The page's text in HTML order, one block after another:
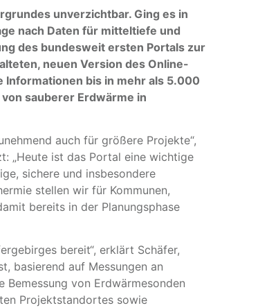
unverzichtbar. Ging es in
nach Daten für mitteltiefe und
des bundesweit ersten Portals zur
neuen Version des Online-
Informationen bis in mehr als 5.000
sauberer Erdwärme in
auch für größere Projekte“,
„Heute ist das Portal eine wichtige
sichere und insbesondere
stellen wir für Kommunen,
bereits in der Planungsphase
bereit“, erklärt Schäfer,
basierend auf Messungen an
von Erdwärmesonden
Projektstandortes sowie